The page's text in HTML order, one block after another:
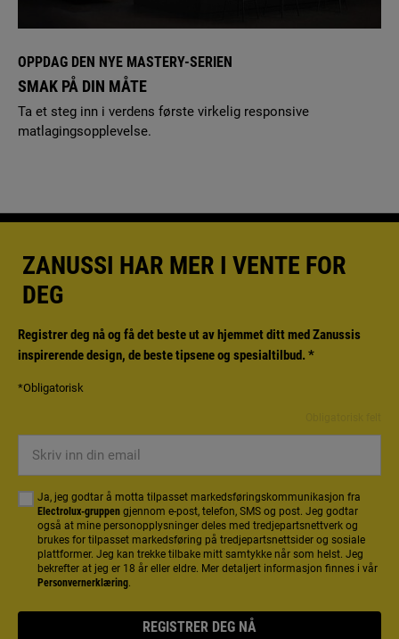
OPPDAG DEN NYE MASTERY-SERIEN
SMAK PÅ DIN MÅTE
Ta et steg inn i verdens første virkelig responsive
matlagingsopplevelse.
ZANUSSI HAR MER I VENTE FOR
DEG
Registrer deg nå og få det beste ut av hjemmet ditt med Zanussis
inspirerende design, de beste tipsene og spesialtilbud.*
*Obligatorisk
inn
din
email
Ja, jeg godtar å motta tilpasset markedsføringskommunikasjon fra
Electrolux-gruppen gjennom e-post, telefon, SMS og post. Jeg godtar
også at mine personopplysninger deles med tredjepartsnettverk og
brukes for tilpasset markedsføring på tredjepartsnettsider og sosiale
plattformer. Jeg kan trekke tilbake mitt samtykke når som helst. Jeg
bekrefter at jeg er 18 år eller eldre. Mer detaljert informasjon finnes i vår
Personvernerklæring.
REGISTRER DEG NÅ